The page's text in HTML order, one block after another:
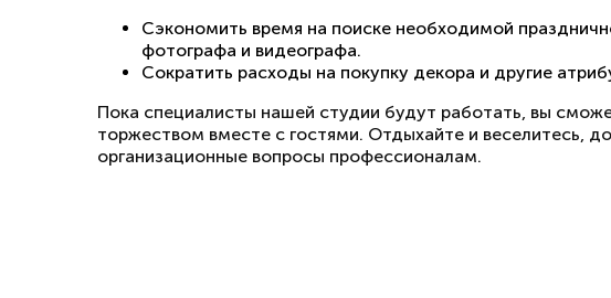
Сэкономить время на поиске необходимой
фотографа и видеографа.
Сократить расходы на покупку декора и другие
Пока специалисты нашей студии будут работать, вы
торжеством вместе с гостями. Отдыхайте и веселитесь,
организационные вопросы профессионалам.